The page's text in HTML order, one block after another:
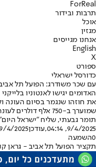
ForReal
תרבות ובידור
אוכל
מגזין
אנחנו מגייסים
English
X
ספורט
כדורסל ישראלי
עם שכר משודרג: הפועל תל
האדומים יגישו לאנטוניו
את חוזהו שנגמר בסיום העונה
שמוערך ב-750 אלף דולרים לעונה
תומר גבעתי, שליח "ישראל
9/4/2025, 04:14
,עודכן9/4/2025, 07:18
0השמעה
תקציר הפועל תל אביב - גראן